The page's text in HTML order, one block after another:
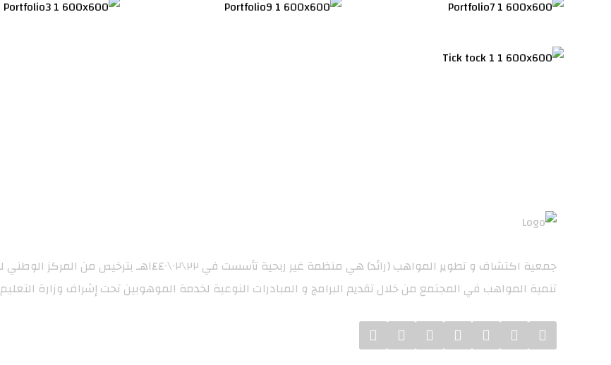
تنمية المواهب في المجتمع من خلال تقديم البرامج و المبادرات النوعية لخدمة الموهوبين تحت إشراف وزارة التعليم